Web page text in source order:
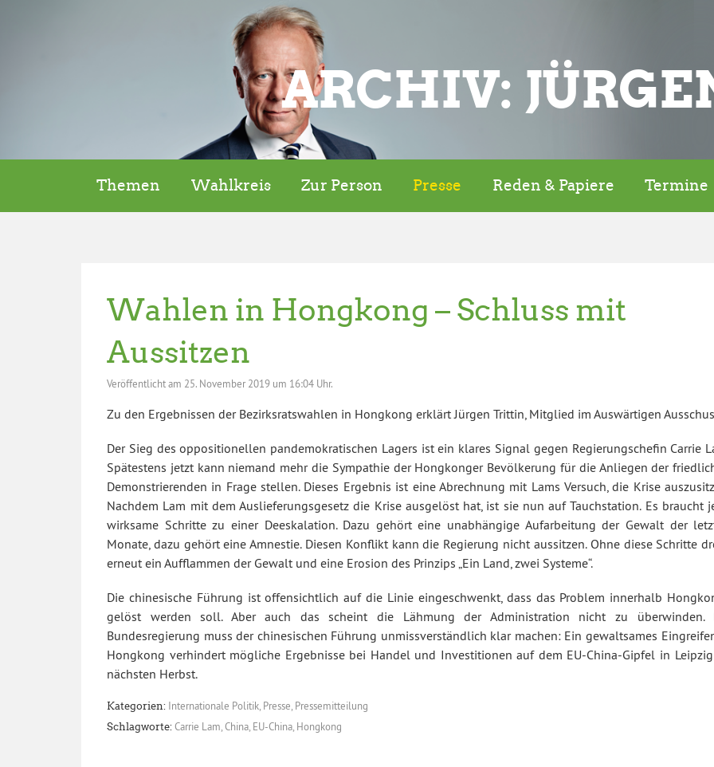
ARCHIV:
Themen Wahlkreis Zur Person Presse Reden & Papiere Termine
Wahlen in Hongkong – Schluss mit
Aussitzen
Veröffentlicht am 25. November 2019 um 16:04 Uhr.
Zu den Ergebnissen der Bezirksratswahlen in Hongkong erklärt Jürgen Trittin, Mitglied im Auswärtigen
Der Sieg des oppositionellen pandemokratischen Lagers ist ein klares Signal gegen Regierungschefin Carrie
Spätestens jetzt kann niemand mehr die Sympathie der Hongkonger Bevölkerung für die Anliegen der
Demonstrierenden in Frage stellen. Dieses Ergebnis ist eine Abrechnung mit Lams Versuch, die Krise
Nachdem Lam mit dem Auslieferungsgesetz die Krise ausgelöst hat, ist sie nun auf Tauchstation. Es braucht
wirksame Schritte zu einer Deeskalation. Dazu gehört eine unabhängige Aufarbeitung der Gewalt der
Monate, dazu gehört eine Amnestie. Diesen Konflikt kann die Regierung nicht aussitzen. Ohne diese Schritte
erneut ein Aufflammen der Gewalt und eine Erosion des Prinzips „Ein Land, zwei Systeme“.
Die chinesische Führung ist offensichtlich auf die Linie eingeschwenkt, dass das Problem innerhalb
gelöst werden soll. Aber auch das scheint die Lähmung der Administration nicht zu überwinden.
Bundesregierung muss der chinesischen Führung unmissverständlich klar machen: Ein gewaltsames
Hongkong verhindert mögliche Ergebnisse bei Handel und Investitionen auf dem EU-China-Gipfel in
nächsten Herbst.
Kategorien: Internationale Politik, Presse, Pressemitteilung
Schlagworte: Carrie Lam China EU-China Hongkong